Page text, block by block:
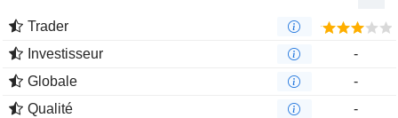
Trader
Investisseur
-
Globale
-
Qualité
-